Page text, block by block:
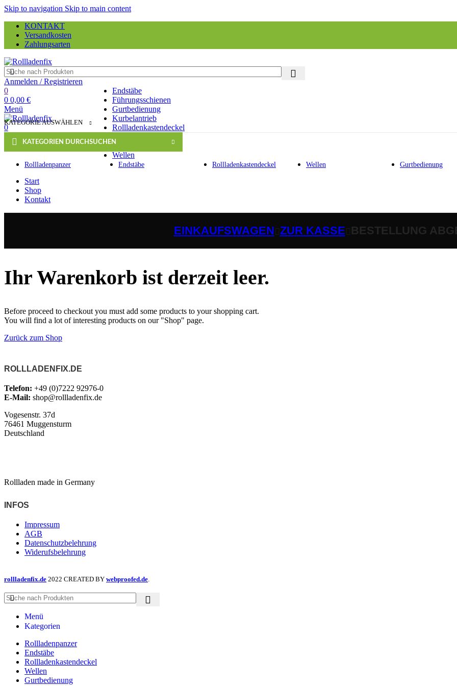
Skip to navigation Skip to main content
KONTAKT
Versandkosten
Zahlungsarten
KATEGORIE AUSWÄHLEN
Endstäbe
Führungsschienen
Gurtbedienung
Kurbelantrieb
Rollladenkastendeckel
Wellen
Anmelden / Registrieren
0
0 0,00 €
Menü
0
KATEGORIEN DURCHSUCHEN
Rollladenpanzer Endstäbe Rollladenkastendeckel Wellen Gurtbedienung
Start
Shop
Kontakt
EINKAUFSWAGEN ZUR KASSE BESTELLUNG
Ihr Warenkorb ist derzeit leer.
Before proceed to checkout you must add some products to your shopping cart.
You will find a lot of interesting products on our "Shop" page.
Zurück zum Shop
ROLLLADENFIX.DE
Telefon: +49 (0)7222 92976-0
E-Mail: shop@rollladenfix.de
Vogesenstr. 37d
76461 Muggensturm
Deutschland
Rollladen made in Germany
INFOS
Impressum
AGB
Datenschutzbelehrung
Widerufsbelehrung
rollladenfix.de 2022 CREATED BY webproofed.de
Menü
Kategorien
Rollladenpanzer
Endstäbe
Rollladenkastendeckel
Wellen
Gurtbedienung